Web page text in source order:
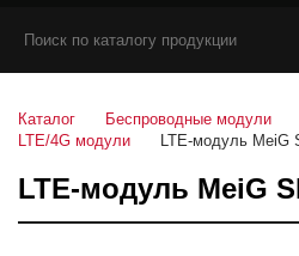
Каталог Беспроводные модули
LTE/4G модули
LTE-модуль MeiG
LTE-модуль MeiG